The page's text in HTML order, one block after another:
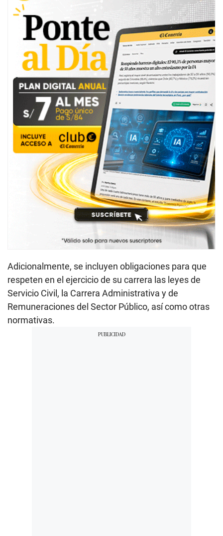
Adicionalmente, se incluyen obligaciones para que
respeten en el ejercicio de su carrera las leyes de
Servicio Civil, la Carrera Administrativa y de
Remuneraciones del Sector Público, así como otras
normativas.